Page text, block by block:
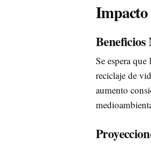
Se espera
reciclaje de
aumento